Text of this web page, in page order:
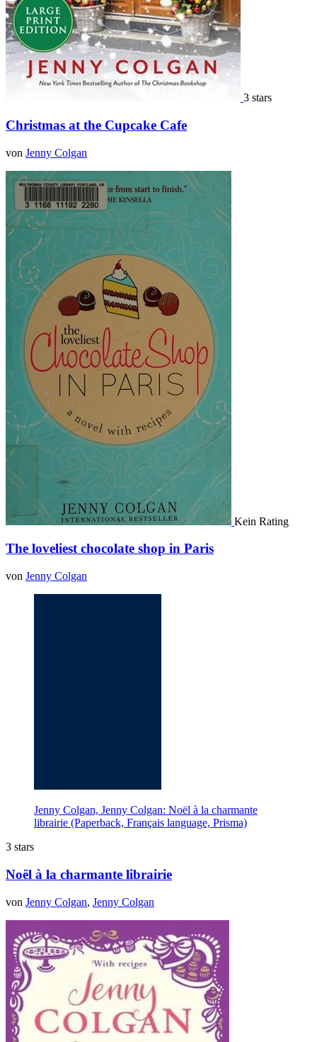
3 stars
Christmas at the Cupcake Cafe
von Jenny Colgan
Kein Rating
The loveliest chocolate shop in Paris
von Jenny Colgan
Jenny Colgan, Jenny Colgan: Noël à la charmante
librairie (Paperback, Français language, Prisma)
3 stars
Noël à la charmante librairie
von Jenny Colgan, Jenny Colgan